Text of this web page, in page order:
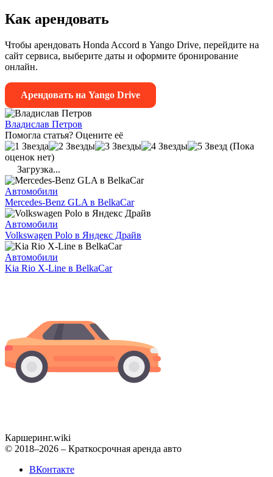
Как арендовать
Чтобы арендовать Honda Accord в Yango Drive, перейдите на
сайт сервиса, выберите даты и оформите бронирование
онлайн.
Арендовать на Yango Drive
Владислав Петров
Помогла статья? Оцените её
(Пока
оценок нет)
Загрузка...
Автомобили
Mercedes-Benz GLA в BelkaCar
Автомобили
Volkswagen Polo в Яндекс Драйв
Автомобили
Kia Rio X-Line в BelkaCar
Каршеринг.wiki
© 2018–2026 – Краткосрочная аренда авто
ВКонтакте